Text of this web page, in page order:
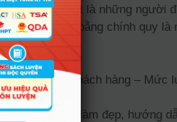
trọng, đặc biệt là những người
sở hữu tấm bằng chính quy
trẻ hóa cho khách hàng – Mức
hệ thống làm đẹp, hướng